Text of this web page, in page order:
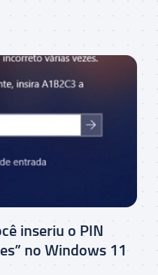
inseriu o PIN
no Windows 11